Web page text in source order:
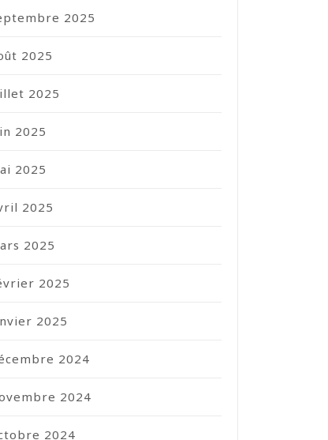
2025
2025
2025
2025
2025
2025
2025
2025
2025
2024
2024
2024